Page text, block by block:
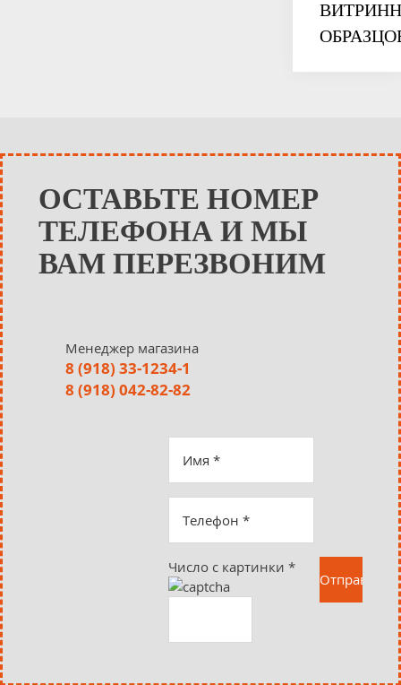
ОСТАВЬТЕ НОМЕР
ТЕЛЕФОНА И МЫ
ВАМ ПЕРЕЗВОНИМ
Менеджер магазина
8 (918) 33-1234-1
8 (918) 042-82-82
Число с картинки *